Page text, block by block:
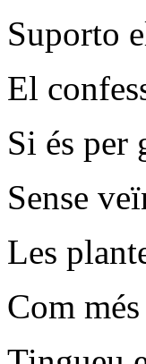
Suporto
El
Si és per
Sense
Les
Com